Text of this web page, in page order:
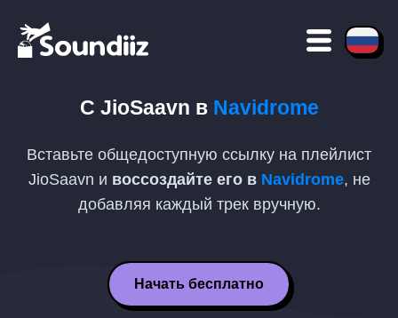
С JioSaavn в Navidrome
Вставьте общедоступную ссылку на плейлист
JioSaavn и воссоздайте его в Navidrome, не
добавляя каждый трек вручную.
Начать бесплатно